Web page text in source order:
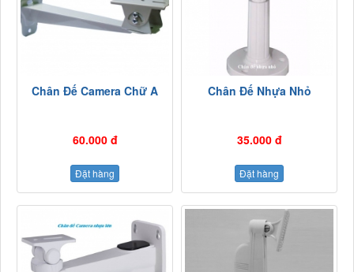
Chân Đế Camera Chữ A
60.000 đ
Đặt hàng
Chân Đế Nhựa Nhỏ
35.000 đ
Đặt hàng